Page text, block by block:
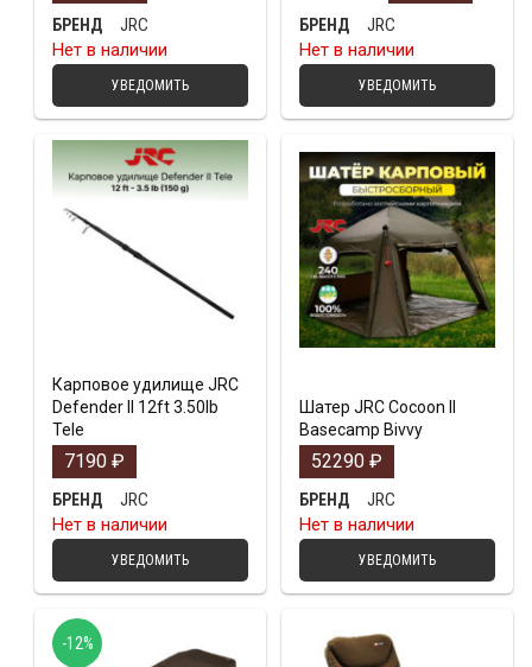
БРЕНД
JRC
Нет в наличии
УВЕДОМИТЬ
БРЕНД
JRC
Нет в наличии
УВЕДОМИТЬ
Карповое удилище JRC
Defender II 12ft 3.50lb
Tele
7190 ₽
БРЕНД
JRC
Нет в наличии
УВЕДОМИТЬ
Шатер JRC Cocoon II
Basecamp Bivvy
52290 ₽
БРЕНД
JRC
Нет в наличии
УВЕДОМИТЬ
-12%